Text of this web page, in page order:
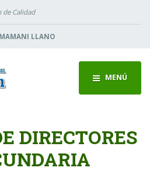
Calidad
LLANO
MENÚ
DIRECTORES